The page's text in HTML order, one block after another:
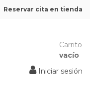
Reservar cita en tienda
Carrito
vacío
Iniciar sesión